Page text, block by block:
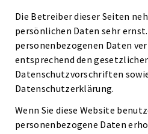
Die Betreiber dieser Seiten
persönlichen Daten sehr
personenbezogenen Daten
entsprechend den
Datenschutzvorschriften
Datenschutzerklärung.
Wenn Sie diese Website
personenbezogene Daten